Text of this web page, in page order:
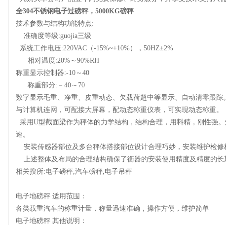
全304不锈钢电子过磅秤，5000KG磅秤
技术参数与结构功能特点:
准确度等级:guojia三级
系统工作电压:220VAC（-15%~+10%），50HZ±2%
相对温度:20%～90%RH
称重显示控制器:-10～40
称重部分:－40～70
数字显示毛重、净重、皮重动态、欠载荷超中等显示、自动清零跟
与计算机连网，可配接大屏幕，配动态称重仪表，可实现动态称重。
采用U型截面梁作为秤体的力学结构，结构合理，用料精，刚性强
速。
安装传感器部位及多台秤体搭接部位设计合理巧妙，安装维护检修
上述整体及布局的合理结构确保了衡器的安装使用精度及精度的长
相关搜所:电子磅秤,汽车磅秤,电子吊秤
电子地磅秤 适用范围：
各类载重汽车的称重计量，称量迅速准确，操作方便，维护简单
电子地磅秤 其他说明：